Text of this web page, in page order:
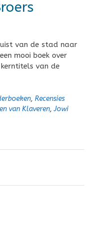
van de stad naar
mooi boek over
van de
, Recensies
van Klaveren,Jowi